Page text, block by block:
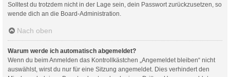
Solltest du trotzdem nicht in der Lage sein, dein Passwort zurückzusetzen, so
wende dich an die Board-Administration.
Nach oben
Warum werde ich automatisch abgemeldet?
Wenn du beim Anmelden das Kontrollkästchen „Angemeldet bleiben“ nicht
auswählst, wirst du nur für eine Sitzung angemeldet. Dies verhindert den